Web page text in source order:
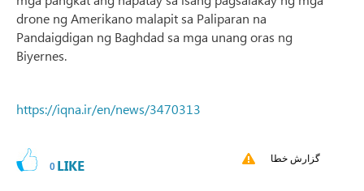
drone ng Amerikano malapit sa Paliparan na
Pandaigdigan ng Baghdad sa mga unang oras ng
Biyernes.
https://iqna.ir/en/news/3470313
0 LIKE گزارش خطا